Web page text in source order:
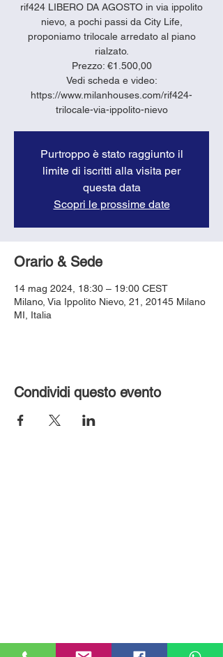
rif424 LIBERO DA AGOSTO in via ippolito
nievo, a pochi passi da City Life,
proponiamo trilocale arredato al piano
rialzato.
Prezzo: €1.500,00
Vedi scheda e video:
https://www.milanhouses.com/rif424-
trilocale-via-ippolito-nievo
Purtroppo è stato raggiunto il
limite di iscritti alla visita per
questa data
Scopri le prossime date
Orario & Sede
14 mag 2024, 18:30 – 19:00 CEST
Milano, Via Ippolito Nievo, 21, 20145 Milano
MI, Italia
Condividi questo evento